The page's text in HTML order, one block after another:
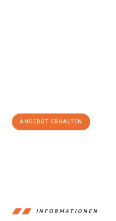
ANGEBOT ERHALTEN
INFORMATIONEN